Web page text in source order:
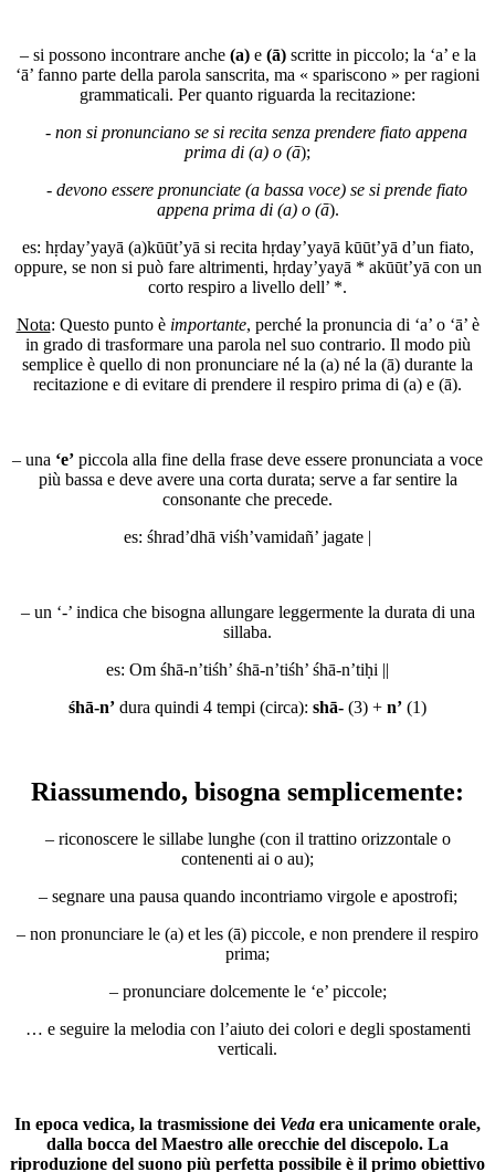
– si possono incontrare anche (a)e (ā)scritte in piccolo; la ‘a’ e la
‘ā’ fanno parte della parola sanscrita, ma « spariscono » per ragioni
grammaticali. Per quanto riguarda la recitazione:
- non si pronunciano se si recita senza prendere fiato appena
prima di (a) o (ā);
- devono essere pronunciate (a bassa voce) se si prende fiato
appena prima di (a) o (ā).
es: hṛday’yayā (a)kūūt’yā si recita hṛday’yayā kūūt’yā d’un fiato,
oppure, se non si può fare altrimenti, hṛday’yayā * akūūt’yā con un
corto respiro a livello dell’ *.
Nota: Questo punto è importante, perché la pronuncia di ‘a’ o ‘ā’ è
in grado di trasformare una parola nel suo contrario. Il modo più
semplice è quello di non pronunciare né la (a) né la (ā) durante la
recitazione e di evitare di prendere il respiro prima di (a) e (ā).
– una ‘e’ piccola alla fine della frase deve essere pronunciata a voce
più bassa e deve avere una corta durata; serve a far sentire la
consonante che precede.
es: śhrad’dhā viśh’vamidañ’ jagate |
– un ‘-’ indica che bisogna allungare leggermente la durata di una
sillaba.
es: Om śhā-n’tiśh’ śhā-n’tiśh’ śhā-n’tiḥi ||
śhā-n’ dura quindi 4 tempi (circa): shā- (3) + n’ (1)
Riassumendo, bisogna semplicemente:
– riconoscere le sillabe lunghe (con il trattino orizzontale o
contenenti ai o au);
– segnare una pausa quando incontriamo virgole e apostrofi;
– non pronunciare le (a) et les (ā) piccole, e non prendere il respiro
prima;
– pronunciare dolcemente le ‘e’ piccole;
… e seguire la melodia con l’aiuto dei colori e degli spostamenti
verticali.
In epoca vedica, la trasmissione dei Veda era unicamente orale,
dalla bocca del Maestro alle orecchie del discepolo. La
riproduzione del suono più perfetta possibile è il primo obiettivo